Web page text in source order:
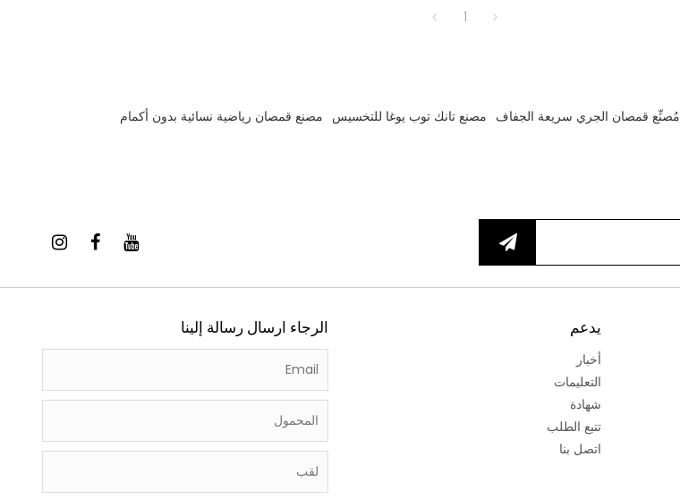
1
مُصنِّع قمصان الجري سريعة الجفاف مصنع تانك توب يوغا للتخسيس مصنع قمصان رياضية نسائية بدون أكمام
يدعم
أخبار
التعليمات
شهادة
تتبع الطلب
اتصل بنا
الرجاء ارسال رسالة إلينا